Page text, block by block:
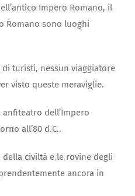
Impero Romano, il
Romano sono luoghi
di turisti, nessun viaggiatore
visto queste meraviglie.
dell’Impero
all’80 d.C..
della civiltà e le rovine degli
ancora in